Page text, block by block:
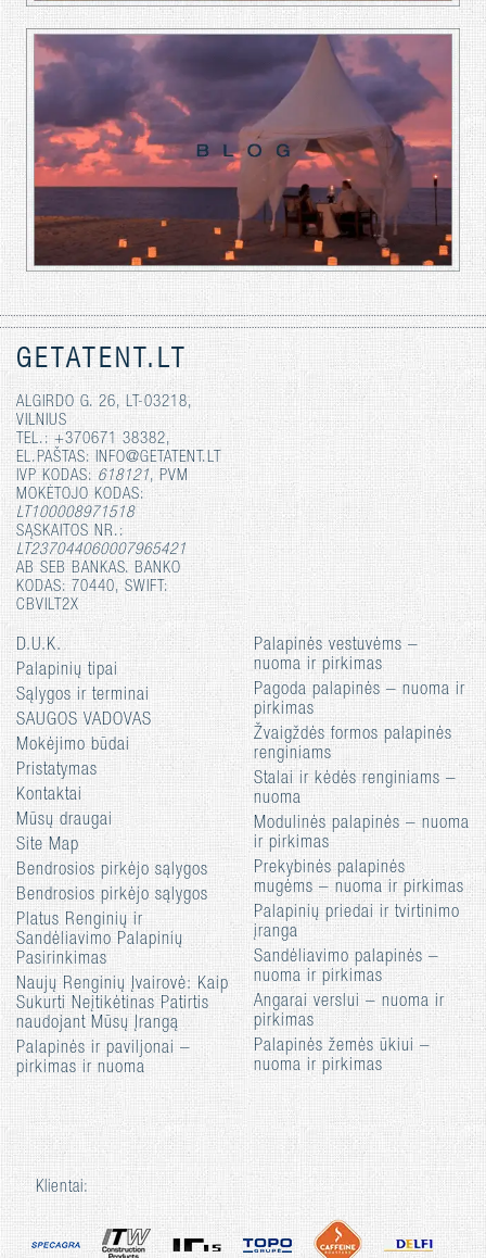
GETATENT.LT
ALGIRDO G. 26, LT-03218,
VILNIUS
TEL.: +370671 38382,
EL.PAŠTAS: INFO@GETATENT.LT
IVP KODAS:618121, PVM
MOKĖTOJO KODAS:
LT100008971518
SĄSKAITOS NR.:
LT237044060007965421
AB SEB BANKAS. BANKO
KODAS: 70440, SWIFT:
CBVILT2X
D.U.K.
Palapinių tipai
Sąlygos ir terminai
SAUGOS VADOVAS
Mokėjimo būdai
Pristatymas
Kontaktai
Mūsų draugai
Site Map
Bendrosios pirkėjo sąlygos
Bendrosios pirkėjo sąlygos
Platus Renginių ir
Sandėliavimo Palapinių
Pasirinkimas
Naujų Renginių Įvairovė: Kaip
Sukurti Neįtikėtinas Patirtis
naudojant Mūsų Įrangą
Palapinės ir paviljonai –
pirkimas ir nuoma
Palapinės vestuvėms –
nuoma ir pirkimas
Pagoda palapinės – nuoma ir
pirkimas
Žvaigždės formos palapinės
renginiams
Stalai ir kėdės renginiams –
nuoma
Modulinės palapinės – nuoma
ir pirkimas
Prekybinės palapinės
mugėms – nuoma ir pirkimas
Palapinių priedai ir tvirtinimo
įranga
Sandėliavimo palapinės –
nuoma ir pirkimas
Angarai verslui – nuoma ir
pirkimas
Palapinės žemės ūkiui –
nuoma ir pirkimas
Klientai: